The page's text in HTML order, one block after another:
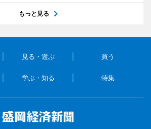
もっと見る
見る・遊ぶ 買う
学ぶ・知る 特集